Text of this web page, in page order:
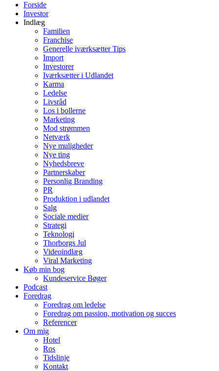
Forside
Investor
Indlæg
Familien
Franchise
Generelle iværksætter Tips
Import
Investorer
Iværksætter i Udlandet
Karma
Ledelse
Livsråd
Los i bollerne
Marketing
Mod strømmen
Netværk
Nye muligheder
Nye ting
Nyhedsbreve
Partnerskaber
Personlig Branding
PR
Produktion i udlandet
Salg
Sociale medier
Strategi
Teknologi
Thorborgs Jul
Videoindlæg
Viral Marketing
Køb min bog
Kundeservice Bøger
Podcast
Foredrag
Foredrag om ledelse
Foredrag om passion, motivation og succes
Referencer
Om mig
Hotel
Ros
Tidslinje
Kontakt